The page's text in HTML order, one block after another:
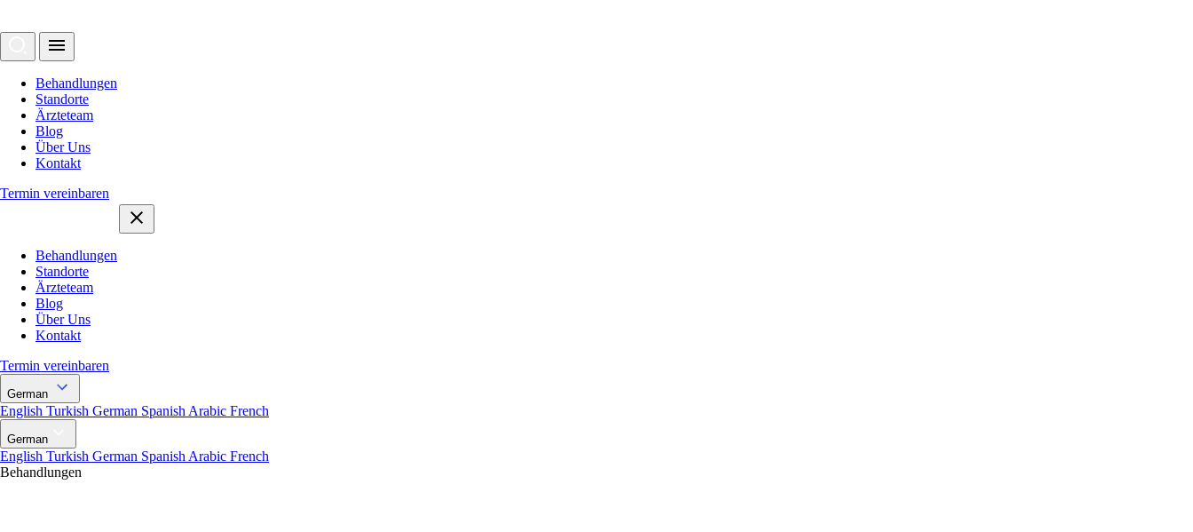
Behandlungen
Standorte
Ärzteteam
Blog
Über Uns
Kontakt
Termin vereinbaren
Behandlungen
Standorte
Ärzteteam
Blog
Über Uns
Kontakt
Termin vereinbaren
German
English Turkish German Spanish Arabic French
German
English Turkish German Spanish Arabic French
Behandlungen